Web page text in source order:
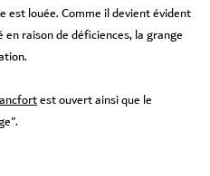
louée. Comme il devient évident
raison de déficiences, la grange
est ouvert ainsi que le